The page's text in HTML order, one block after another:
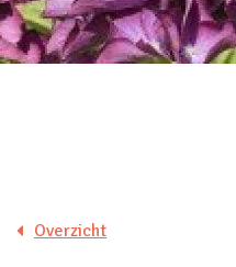
Overzicht